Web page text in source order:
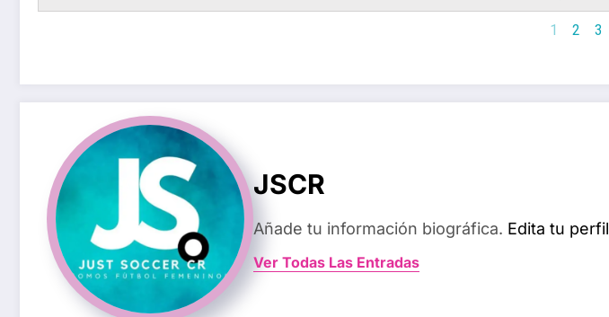
1 2 3
JSCR
Añade tu información biográfica. Edita tu perfil
Ver Todas Las Entradas